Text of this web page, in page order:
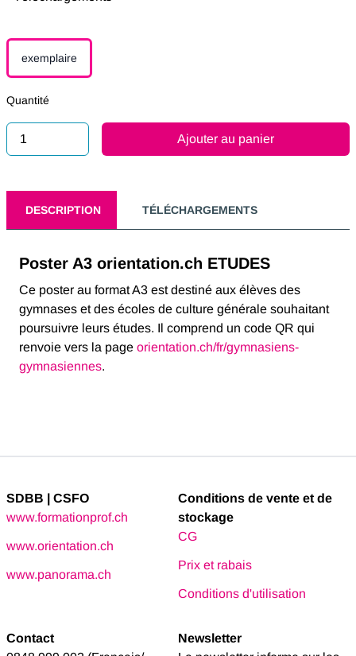
exemplaire
Quantité
Ajouter au panier
DESCRIPTION TÉLÉCHARGEMENTS
Poster A3 orientation.ch ETUDES
Ce poster au format A3 est destiné aux élèves des
gymnases et des écoles de culture générale souhaitant
poursuivre leurs études. Il comprend un code QR qui
renvoie vers la page orientation.ch/fr/gymnasiens-
gymnasiennes.
SDBB | CSFO
www.formationprof.ch
www.orientation.ch
www.panorama.ch
Conditions de vente et de
stockage
CG
Prix et rabais
Conditions d'utilisation
Contact
Newsletter